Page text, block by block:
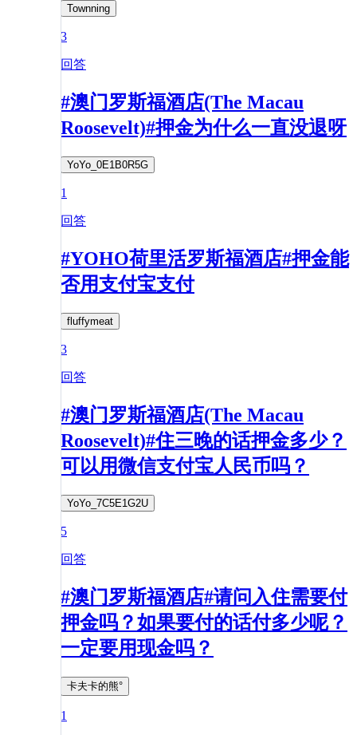
Townning
3
回答
#澳门罗斯福酒店(The Macau
Roosevelt)#押金为什么一直没退呀
YoYo_0E1B0R5G
1
回答
#YOHO荷里活罗斯福酒店#押金能
否用支付宝支付
fluffymeat
3
回答
#澳门罗斯福酒店(The Macau
Roosevelt)#住三晚的话押金多少？
可以用微信支付宝人民币吗？
YoYo_7C5E1G2U
5
回答
#澳门罗斯福酒店#请问入住需要付
押金吗？如果要付的话付多少呢？
一定要用现金吗？
卡夫卡的熊°
1